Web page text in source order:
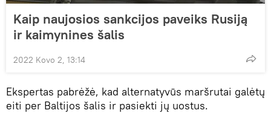
Kaip naujosios sankcijos paveiks Rusiją
ir kaimynines šalis
2022 Kovo 2, 13:14
Ekspertas pabrėžė, kad alternatyvūs maršrutai galėtų
eiti per Baltijos šalis ir pasiekti jų uostus.